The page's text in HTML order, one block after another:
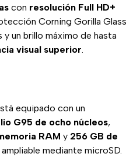
con resolución Full HD+
Corning Gorilla Glass
un brillo máximo de hasta
visual superior.
equipado con un
G95 de ocho núcleos,
RAM y 256 GB de
ampliable mediante microSD.